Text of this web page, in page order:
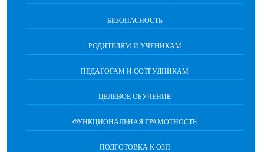
БЕЗОПАСНОСТЬ
РОДИТЕЛЯМ И УЧЕНИКАМ
ПЕДАГОГАМ И СОТРУДНИКАМ
ЦЕЛЕВОЕ ОБУЧЕНИЕ
ФУНКЦИОНАЛЬНАЯ ГРАМОТНОСТЬ
ПОДГОТОВКА К ОЗП